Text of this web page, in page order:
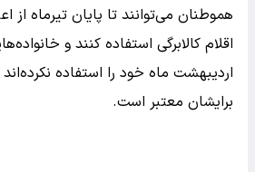
هموطنان می‌توانند تا پایان تیرماه از
اقلام کالابرگی استفاده کنند و
اردیبهشت ماه خود را استفاده
برایشان معتبر است.